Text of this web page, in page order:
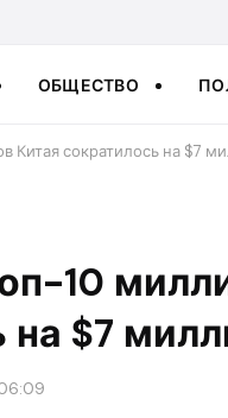
ОБЩЕСТВО
Китая сократилось на $7
10
на $7